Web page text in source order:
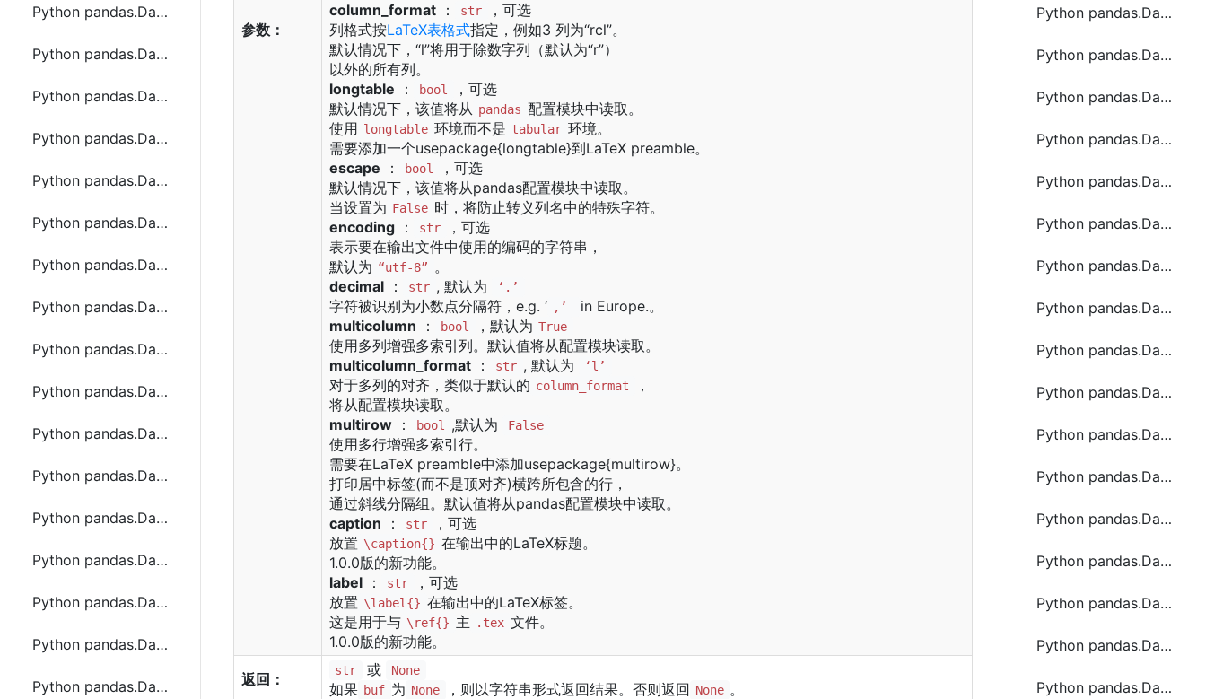
Python pandas.DataFrame.nunique函数方法的使用
Python pandas.DataFrame.pct_change函数方法的使用
Python pandas.DataFrame.pipe函数方法的使用
Python pandas.DataFrame.pivot函数方法的使用
Python pandas.DataFrame.pivot_table函数方法的使用
Python pandas.DataFrame.pop函数方法的使用
Python pandas.DataFrame.pow函数方法的使用
Python pandas.DataFrame.prod函数方法的使用
Python pandas.DataFrame.quantile函数方法的使用
Python pandas.DataFrame.query函数方法的使用
Python pandas.DataFrame.radd函数方法的使用
Python pandas.DataFrame.rank函数方法的使用
Python pandas.DataFrame.reindex函数方法的使用
Python pandas.DataFrame.reindex_like函数方法的使用
Python pandas.DataFrame.rename函数方法的使用
Python pandas.DataFrame.rename_axis函数方法的使用
Python pandas.DataFrame.reorder_levels函数方法的使用
参数：
column_format ： str
，可选
列格式按LaTeX表格式指定，例如3 列为“rcl”。
默认情况下，“l”将用于除数字列（默认为“r”）
以外的所有列。
longtable ： bool
，可选
默认情况下，该值将从 pandas 配置模块中读取。
使用 longtable 环境而不是 tabular 环境。
需要添加一个usepackage{longtable}到LaTeX preamble。
escape ： bool
，可选
默认情况下，该值将从pandas配置模块中读取。
当设置为 False 时，将防止转义列名中的特殊字符。
encoding ： str
，可选
表示要在输出文件中使用的编码的字符串，
默认为 “utf-8” 。
decimal ： str , 默认为 ‘.’
字符被识别为小数点分隔符，e.g. ‘ ,’
in Europe.。
multicolumn ： bool ，默认为 True
使用多列增强多索引列。默认值将从配置模块读取。
multicolumn_format ： str , 默认为 ‘l’
对于多列的对齐，类似于默认的 column_format
，
将从配置模块读取。
multirow ： bool ,默认为 False
使用多行增强多索引行。
需要在LaTeX preamble中添加usepackage{multirow}。
打印居中标签(而不是顶对齐)横跨所包含的行，
通过斜线分隔组。默认值将从pandas配置模块中读取。
caption ： str
，可选
放置 \caption{} 在输出中的LaTeX标题。
1.0.0版的新功能。
label ： str
，可选
放置 \label{} 在输出中的LaTeX标签。
这是用于与 \ref{} 主 .tex 文件。
1.0.0版的新功能。
返回： str 或 None
如果 buf 为 None ，则以字符串形式返回结果。否则返回 None 。
Python pandas.DataFrame.to_markdown函数方法的使用
Python pandas.DataFrame.to_parquet函数方法的使用
Python pandas.DataFrame.to_records函数方法的使用
Python pandas.DataFrame.to_string函数方法的使用
Python pandas.DataFrame.to_xarray函数方法的使用
Python pandas.DataFrame.add_suffix函数方法的使用
Python pandas.DataFrame.clip_upper函数方法的使用
Python pandas.DataFrame.drop_duplicates函数方法的使用
Python pandas.DataFrame.get_values函数方法的使用
Python pandas.DataFrame.memory_usage函数方法的使用
Python pandas.DataFrame.pivot_table函数方法的使用
Python pandas.DataFrame.rename_axis函数方法的使用
Python pandas.DataFrame.reset_index函数方法的使用
Python pandas.DataFrame.set_axis函数方法的使用
Python pandas.DataFrame.sort_index函数方法的使用
Python pandas.DataFrame.tz_convert函数方法的使用
Python pandas.DataFrame.value_counts函数方法的使用